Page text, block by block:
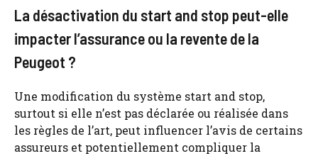
La désactivation du start and stop peut-elle
impacter l’assurance ou la revente de la
Peugeot ?
Une modification du système start and stop,
surtout si elle n’est pas déclarée ou réalisée dans
les règles de l’art, peut influencer l’avis de certains
assureurs et potentiellement compliquer la